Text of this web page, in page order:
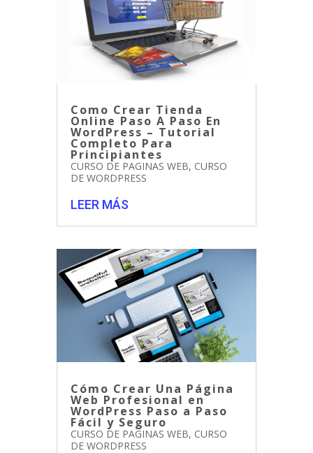
Como Crear Tienda
Online Paso A Paso En
WordPress – Tutorial
Completo Para
Principiantes
CURSO DE PAGINAS WEB, CURSO
DE WORDPRESS
LEER MÁS
Cómo Crear Una Página
Web Profesional en
WordPress Paso a Paso
Fácil y Seguro
CURSO DE PAGINAS WEB, CURSO
DE WORDPRESS